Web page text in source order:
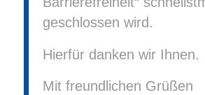
geschlossen wird.
Hierfür danken wir Ihnen.
Mit freundlichen Grüßen